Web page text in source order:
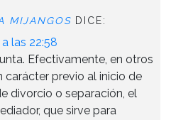
MIJANGOS DICE:
las 22:58
Efectivamente, en otros
carácter previo al inicio de
divorcio o separación, el
que sirve para